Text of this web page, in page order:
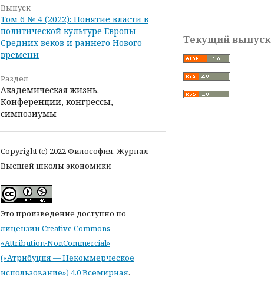
Выпуск
Том 6 № 4 (2022): Понятие власти в
политической культуре Европы
Средних веков и раннего Нового
времени
Раздел
Академическая жизнь.
Конференции, конгрессы,
симпозиумы
Copyright (c) 2022 Философия. Журнал
Высшей школы экономики
Это произведение доступно по
лицензии Creative Commons
«Attribution-NonCommercial»
(«Атрибуция — Некоммерческое
использование») 4.0 Всемирная.
Текущий выпуск